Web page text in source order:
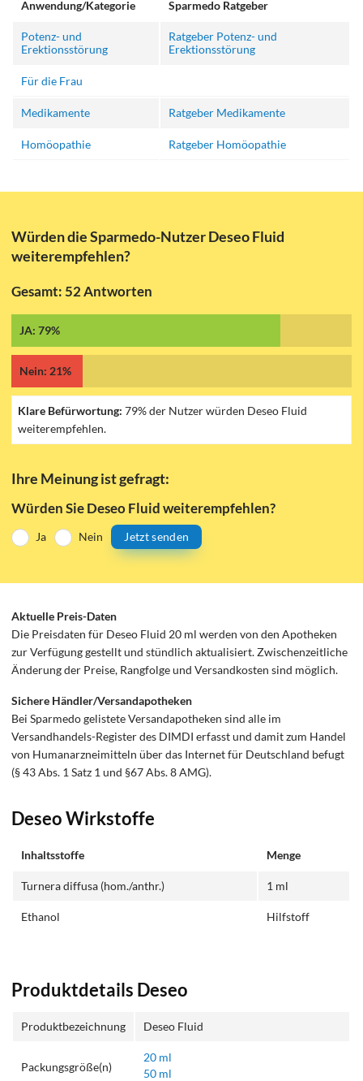
Anwendung/Kategorie Sparmedo Ratgeber
Potenz- und
Erektionsstörung
Ratgeber Potenz- und
Erektionsstörung
Für die Frau
Medikamente Ratgeber Medikamente
Homöopathie Ratgeber Homöopathie
Würden die Sparmedo-Nutzer Deseo Fluid
weiterempfehlen?
Gesamt: 52 Antworten
JA: 79%
Nein: 21%
Klare Befürwortung: 79% der Nutzer würden Deseo Fluid
weiterempfehlen.
Ihre Meinung ist gefragt:
Würden Sie Deseo Fluid weiterempfehlen?
Ja Nein Jetzt senden
Aktuelle Preis-Daten
Die Preisdaten für Deseo Fluid 20 ml werden von den Apotheken
zur Verfügung gestellt und stündlich aktualisiert. Zwischenzeitliche
Änderung der Preise, Rangfolge und Versandkosten sind möglich.
Sichere Händler/Versandapotheken
Bei Sparmedo gelistete Versandapotheken sind alle im
Versandhandels-Register des DIMDI erfasst und damit zum Handel
von Humanarzneimitteln über das Internet für Deutschland befugt
(§ 43 Abs. 1 Satz 1 und §67 Abs. 8 AMG).
Deseo Wirkstoffe
Inhaltsstoffe Menge
Turnera diffusa (hom./anthr.) 1 ml
Ethanol Hilfstoff
Produktdetails Deseo
Produktbezeichnung Deseo Fluid
Packungsgröße(n)
20 ml
50 ml